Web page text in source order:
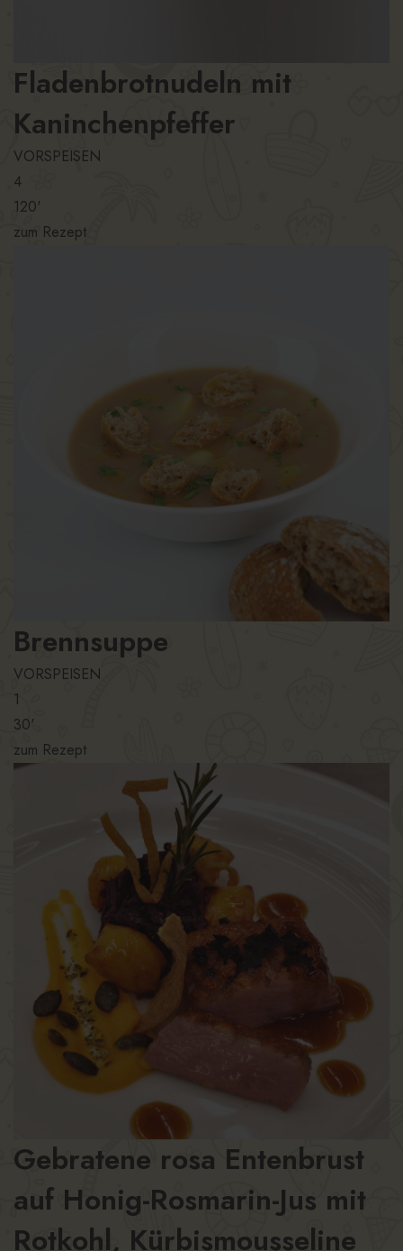
Fladenbrotnudeln mit
Kaninchenpfeffer
VORSPEISEN
4
120'
zum Rezept
Brennsuppe
VORSPEISEN
1
30'
zum Rezept
Gebratene rosa Entenbrust
auf Honig-Rosmarin-Jus mit
Rotkohl, Kürbismousseline